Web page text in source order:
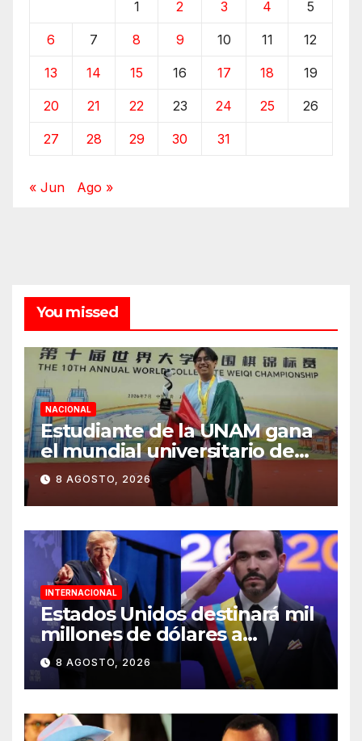
1 2 3 4 5
6 7 8 9 10 11 12
13 14 15 16 17 18 19
20 21 22 23 24 25 26
27 28 29 30 31
« Jun Ago »
You missed
NACIONAL
Estudiante de la UNAM gana
el mundial universitario de
Go en China
8 AGOSTO, 2026
INTERNACIONAL
Estados Unidos destinará mil
millones de dólares a
Colombia para reforzar
seguridad
8 AGOSTO, 2026